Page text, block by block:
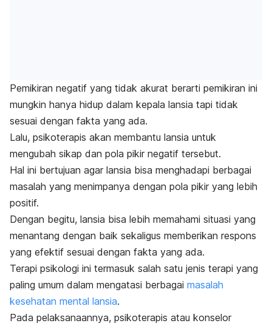
Pemikiran negatif yang tidak akurat berarti pemikiran ini
mungkin hanya hidup dalam kepala lansia tapi tidak
sesuai dengan fakta yang ada.
Lalu, psikoterapis akan membantu lansia untuk
mengubah sikap dan pola pikir negatif tersebut.
Hal ini bertujuan agar lansia bisa menghadapi berbagai
masalah yang menimpanya dengan pola pikir yang lebih
positif.
Dengan begitu, lansia bisa lebih memahami situasi yang
menantang dengan baik sekaligus memberikan respons
yang efektif sesuai dengan fakta yang ada.
Terapi psikologi ini termasuk salah satu jenis terapi yang
paling umum dalam mengatasi berbagai masalah
kesehatan mental lansia.
Pada pelaksanaannya, psikoterapis atau konselor